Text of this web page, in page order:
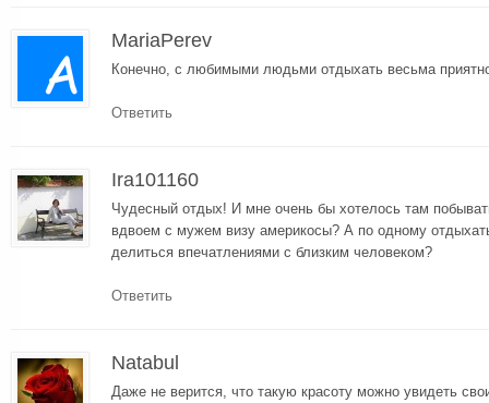
MariaPerev
Конечно, с любимыми людьми отдыхать весьма
Ответить
Ira101160
Чудесный отдых! И мне очень бы хотелось там
вдвоем с мужем визу америкосы? А по одному
делиться впечатлениями с близким человеком?
Ответить
Natabul
Даже не верится, что такую красоту можно увидеть